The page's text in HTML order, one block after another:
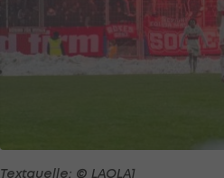
Textquelle: © LAOLA1